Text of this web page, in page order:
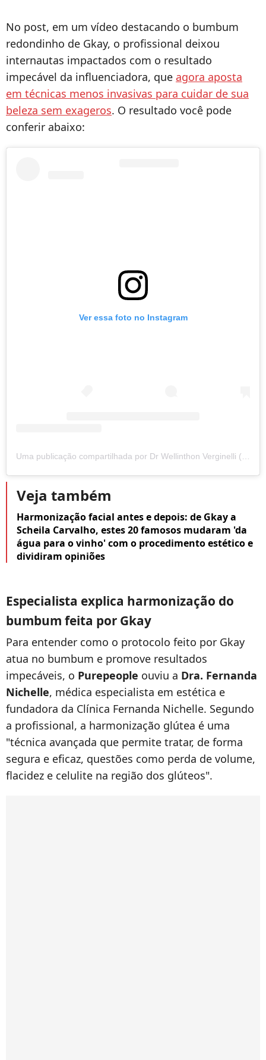
No post, em um vídeo destacando o bumbum
redondinho de Gkay, o profissional deixou
internautas impactados com o resultado
impecável da influenciadora, que agora aposta
em técnicas menos invasivas para cuidar de sua
beleza sem exageros. O resultado você pode
conferir abaixo:
Ver essa foto no Instagram
Veja também
Harmonização facial antes e depois: de Gkay a
Scheila Carvalho, estes 20 famosos mudaram 'da
água para o vinho' com o procedimento estético e
dividiram opiniões
Especialista explica harmonização do
bumbum feita por Gkay
Para entender como o protocolo feito por Gkay
atua no bumbum e promove resultados
impecáveis, o Purepeople ouviu a Dra. Fernanda
Nichelle, médica especialista em estética e
fundadora da Clínica Fernanda Nichelle. Segundo
a profissional, a harmonização glútea é uma
"técnica avançada que permite tratar, de forma
segura e eficaz, questões como perda de volume,
flacidez e celulite na região dos glúteos".